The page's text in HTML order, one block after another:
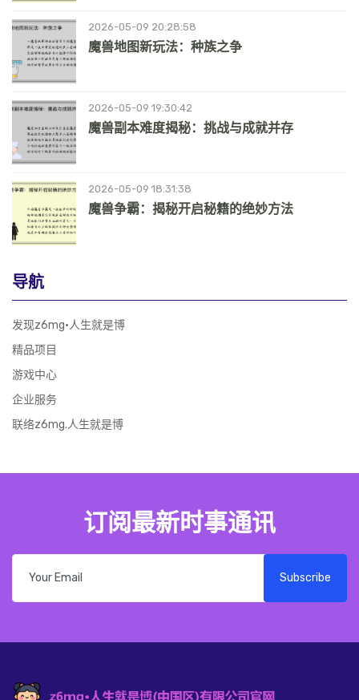
2026-05-09 20:28:58
魔兽地图新玩法：种族之争
2026-05-09 19:30:42
魔兽副本难度揭秘：挑战与成就并存
2026-05-09 18:31:38
魔兽争霸：揭秘开启秘籍的绝妙方法
导航
发现z6mg·人生就是博
精品项目
游戏中心
企业服务
联络z6mg.人生就是博
订阅最新时事通讯
Subscribe